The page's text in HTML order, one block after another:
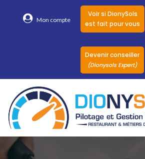
Mon compte
Voir si DionySols
est fait pour vous
Devenir conseiller
(Dionysols Expert)